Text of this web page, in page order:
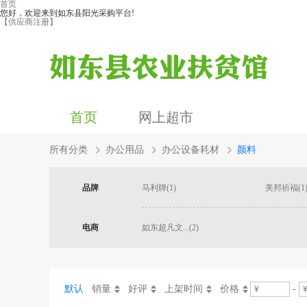
首页
您好，欢迎来到如东县阳光采购平台!
【供应商注册】
首页 网上超市
所有分类 办公用品 办公设备耗材 颜料
品牌 马利牌(1) 美邦祈福(1)
电商 如东超凡文...(2)
默认 销量 好评 上架时间 价格 -